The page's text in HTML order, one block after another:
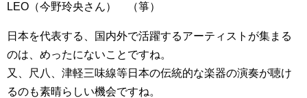
LEO（今野玲央さん） （箏）
日本を代表する、国内外で活躍するアーティストが集まる
のは、めったにないことですね。
又、尺八、津軽三味線等日本の伝統的な楽器の演奏が聴け
るのも素晴らしい機会ですね。